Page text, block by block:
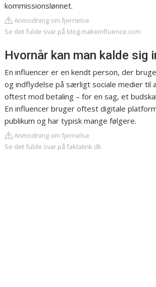
kommissionslønnet.
Anmodning om fjernelse
Se det fulde svar på blog.makeinfluence.com
Hvornår kan man kalde sig
En influencer er en kendt person, der
og indflydelse på særligt sociale medier til
oftest mod betaling – for en sag, et
En influencer bruger oftest digitale
publikum og har typisk mange følgere.
Anmodning om fjernelse
Se det fulde svar på faktalink.dk